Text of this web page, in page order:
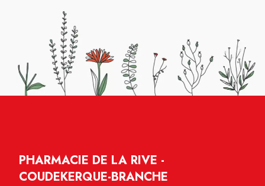
PHARMACIE DE LA RIVE -
COUDEKERQUE-BRANCHE